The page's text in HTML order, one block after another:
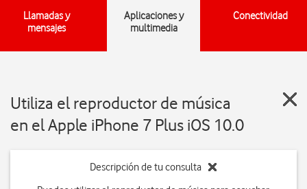
Llamadas y
mensajes
Aplicaciones y
multimedia
Conectividad
Utiliza el reproductor de música
en el Apple iPhone 7 Plus iOS 10.0
Descripción de tu consulta